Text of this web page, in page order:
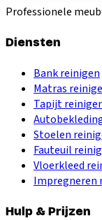
Professionele
Diensten
Bank reinigen
Matras
Tapijt
Stoelen
Fauteuil
Vloerkleed
Impregneren
Hulp & Prijzen